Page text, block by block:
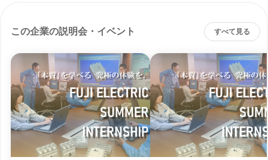
この企業の説明会・イベント すべて見る